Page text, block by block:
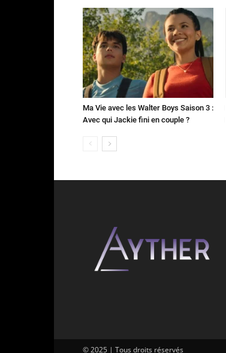
Ma Vie avec les Walter Boys Saison 3 :
Avec qui Jackie fini en couple ?
© 2025 | Tous droits réservés